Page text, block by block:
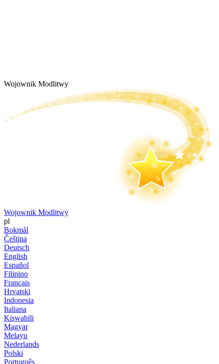
Wojownik Modlitwy
Wojownik Modlitwy
pl
Bokmål
Čeština
Deutsch
English
Español
Filipino
Français
Hrvatski
Indonesia
Italiana
Kiswahili
Magyar
Melayu
Nederlands
Polski
Português